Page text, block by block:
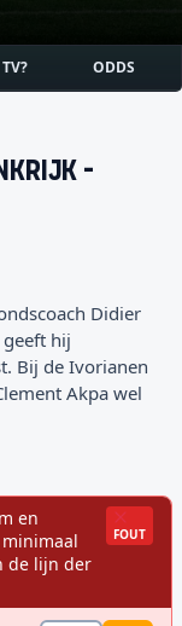
ODDS
-
Didier
hij
Bij de Ivorianen
Akpa wel
en
de lijn der
FOUT